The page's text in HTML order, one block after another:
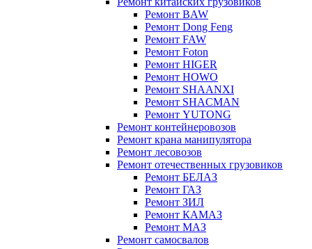
Ремонт BAW
Ремонт Dong Feng
Ремонт FAW
Ремонт Foton
Ремонт HIGER
Ремонт HOWO
Ремонт SHAANXI
Ремонт SHACMAN
Ремонт YUTONG
Ремонт контейнеровозов
Ремонт крана манипулятора
Ремонт лесовозов
Ремонт отечественных грузовиков
Ремонт БЕЛАЗ
Ремонт ГАЗ
Ремонт ЗИЛ
Ремонт КАМАЗ
Ремонт МАЗ
Ремонт самосвалов